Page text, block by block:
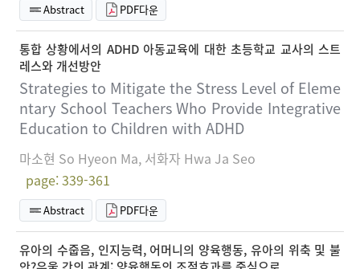
Abstract PDF다운
통합 상황에서의 ADHD 아동교육에 대한 초등학교 교사의 스트
레스와 개선방안
Strategies to Mitigate the Stress Level of Eleme
ntary School Teachers Who Provide Integrative
Education to Children with ADHD
마소현 So Hyeon Ma, 서화자 Hwa Ja Seo
page: 339-361
Abstract PDF다운
유아의 수줍음, 인지능력, 어머니의 양육행동, 유아의 위축 및 불